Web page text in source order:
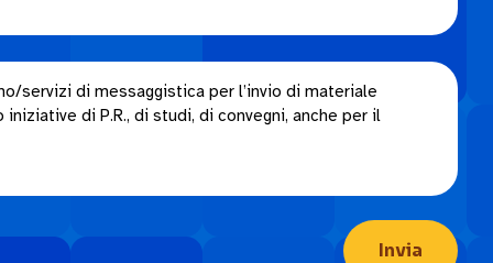
servizi di messaggistica per l’invio di materiale
di P.R., di studi, di convegni, anche per il